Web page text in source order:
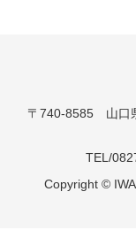
〒740-8585 山口
TEL/
Copyright ©